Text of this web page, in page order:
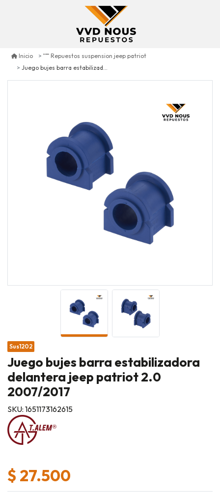
Inicio
Repuestos suspension jeep patriot
Juego bujes barra estabilizadora delantera jeep patriot 2.0 2007/2017
Sus1202
Juego bujes barra estabilizadora
delantera jeep patriot 2.0
2007/2017
SKU: 1651173162615
$ 27.500